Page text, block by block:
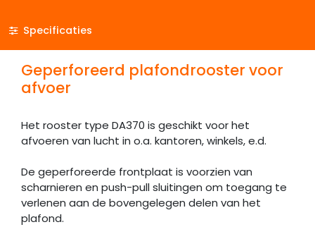
Specificaties
Geperforeerd plafondrooster voor
afvoer
Het rooster type DA370 is geschikt voor het
afvoeren van lucht in o.a. kantoren, winkels, e.d.
De geperforeerde frontplaat is voorzien van
scharnieren en push-pull sluitingen om toegang te
verlenen aan de bovengelegen delen van het
plafond.